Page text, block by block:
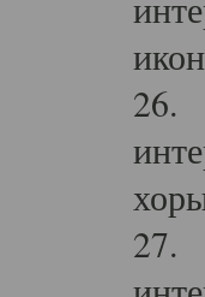
26.
27.